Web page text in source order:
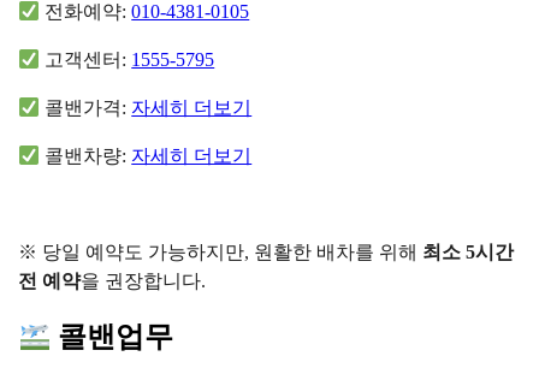
전화예약:010-4381-0105
고객센터: 1555-5795
콜밴가격: 자세히 더보기
콜밴차량: 자세히 더보기
※ 당일 예약도 가능하지만, 원활한 배차를 위해 최소 5시간
전 예약을 권장합니다.
콜밴업무